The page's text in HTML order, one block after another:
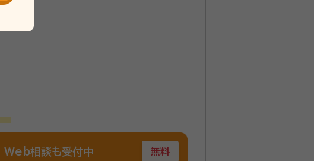
Web相談も受付中 無料